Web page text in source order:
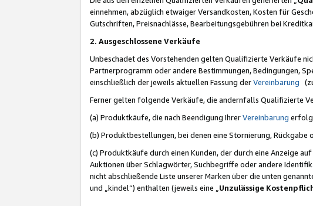
einnehmen, abzüglich etwaiger Versandkosten, Kosten für
Gutschriften, Preisnachlässe, Bearbeitungsgebühren bei
2. Ausgeschlossene Verkäufe
Unbeschadet des Vorstehenden gelten Qualifizierte Verkäufe
Partnerprogramm oder andere Bestimmungen, Bedingungen,
einschließlich der jeweils aktuellen Fassung derVereinbarung
Ferner gelten folgende Verkäufe, die andernfalls Qualifizierte
(a) Produktkäufe, die nach Beendigung IhrerVereinbarung
(b) Produktbestellungen, bei denen eine Stornierung,
(c) Produktkäufe durch einen Kunden, der durch eine Anzeige
Auktionen über Schlagwörter, Suchbegriffe oder andere
nicht abschließende Liste unserer Marken über die unten
und „kindel“) enthalten (jeweils eine „ Unzulässige